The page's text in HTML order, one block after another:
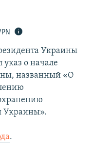
СОПРОТИВЛЕНИЯ
Украины
о начале
названный «О
Украины».
.